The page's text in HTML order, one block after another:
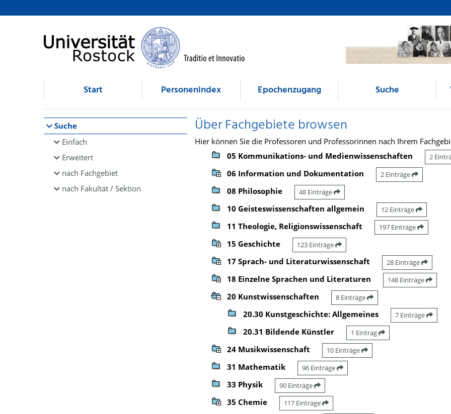
Browsen
direkt zum Inhalt
Start Personenindex Epochenzugang Suche
Suche
Einfach
Erweitert
nach Fachgebiet
nach Fakultät / Sektion
Über Fachgebiete browsen
Hier können Sie die Professoren und Professorinnen nach Ihrem
05 Kommunikations- und Medienwissenschaften
2
06 Information und Dokumentation 2 Einträge
08 Philosophie 48 Einträge
10 Geisteswissenschaften allgemein 12 Einträge
11 Theologie, Religionswissenschaft 197 Einträge
15 Geschichte 123 Einträge
17 Sprach- und Literaturwissenschaft 28 Einträge
18 Einzelne Sprachen und Literaturen 148 Einträge
20 Kunstwissenschaften 8 Einträge
20.30 Kunstgeschichte: Allgemeines 7 Einträge
20.31 Bildende Künstler 1 Eintrag
24 Musikwissenschaft 10 Einträge
31 Mathematik 96 Einträge
33 Physik 90 Einträge
35 Chemie 117 Einträge